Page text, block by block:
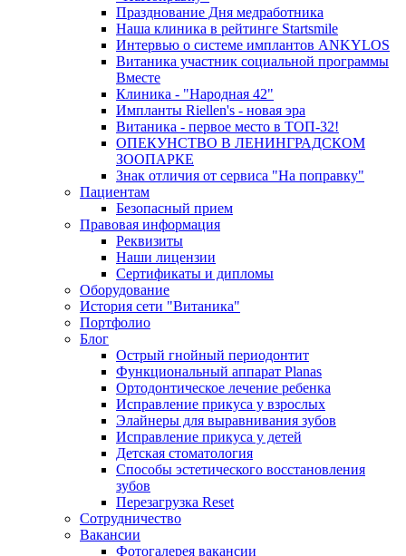
Празднование Дня медработника
Наша клиника в рейтинге Startsmile
Интервью о системе имплантов ANKYLOS
Витаника участник социальной программы
Вместе
Клиника - "Народная 42"
Импланты Riellen's - новая эра
Витаника - первое место в ТОП-32!
ОПЕКУНСТВО В ЛЕНИНГРАДСКОМ
ЗООПАРКЕ
Знак отличия от сервиса "На поправку"
Пациентам
Безопасный прием
Правовая информация
Реквизиты
Наши лицензии
Сертификаты и дипломы
Оборудование
История сети "Витаника"
Портфолио
Блог
Острый гнойный периодонтит
Функциональный аппарат Planas
Ортодонтическое лечение ребенка
Исправление прикуса у взрослых
Элайнеры для выравнивания зубов
Исправление прикуса у детей
Детская стоматология
Способы эстетического восстановления
зубов
Перезагрузка Reset
Сотрудничество
Вакансии
Фотогалерея вакансии